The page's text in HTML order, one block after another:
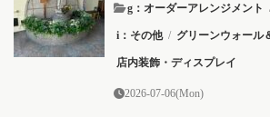
g：オーダーアレンジメント
i：その他 / グリーンウォール
店内装飾・ディスプレイ
2026-07-06(Mon)